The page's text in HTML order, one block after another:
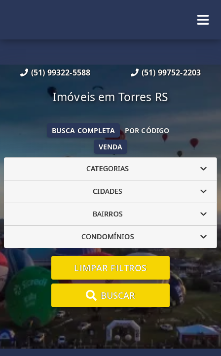
(51) 99322-5588 (51) 99752-2203
Imóveis em Torres RS
VENDA
BUSCA COMPLETA POR CÓDIGO
CATEGORIAS
CIDADES
BAIRROS
CONDOMÍNIOS
LIMPAR FILTROS
BUSCAR